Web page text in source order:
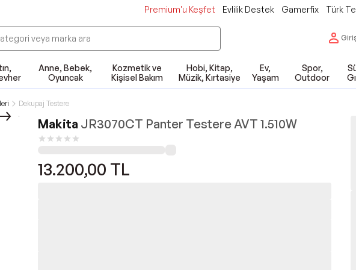
Premium'u Keşfet Evlilik Destek Gamerfix Türk
Anne, Bebek,
Oyuncak
Kozmetik ve
Kişisel Bakım
Hobi, Kitap,
Müzik, Kırtasiye
Ev,
Yaşam
Spor,
Outdoor
Dekupaj Testere
Makita JR3070CT Panter Testere AVT 1.510W
13.200,00 TL